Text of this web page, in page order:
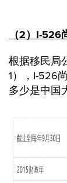
（2）I-
根据移民局
1），I-526
多少是中国